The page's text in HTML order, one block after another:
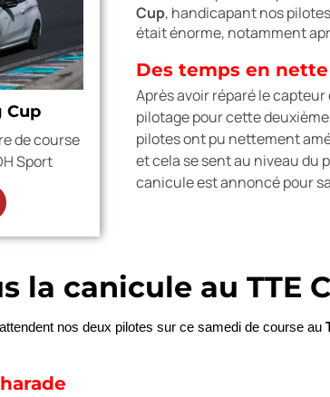
Cup
de course
Sport
Cup, handicapant nos
était énorme, notamment
Des temps en
Après avoir réparé le
pilotage pour cette
pilotes ont pu nettement
et cela se sent au niveau du
canicule est annoncé pour
la canicule au TTE
nos deux pilotes sur ce samedi de course au